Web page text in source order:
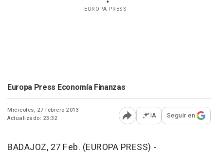
EUROPA PRESS
Europa Press Economía Finanzas
Miércoles, 27 febrero 2013
Actualizado: 23:32
Abrir opciones para
IA Seguir en
BADAJOZ, 27 Feb. (EUROPA PRESS) -